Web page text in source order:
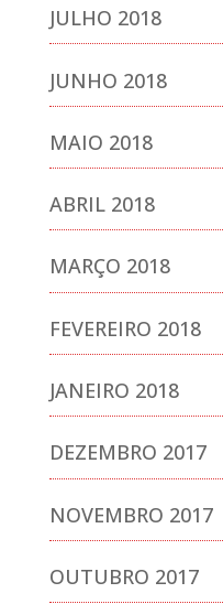
JULHO 2018
JUNHO 2018
MAIO 2018
ABRIL 2018
MARÇO 2018
FEVEREIRO 2018
JANEIRO 2018
DEZEMBRO 2017
NOVEMBRO 2017
OUTUBRO 2017